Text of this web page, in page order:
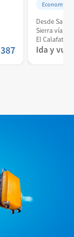
387
Economy
Desde
Sierra vía
El Calafate
Ida y